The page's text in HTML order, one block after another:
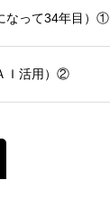
なって34年目）①
Ｉ活用）②